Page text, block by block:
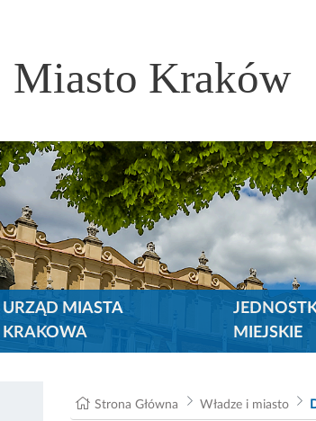
Miasto Kraków
URZĄD MIASTA
KRAKOWA
MIEJSKIE
Strona Główna Władze i miasto